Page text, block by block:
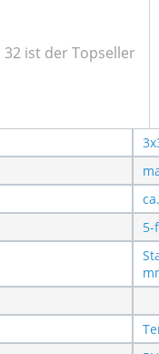
ist der Topseller
5-